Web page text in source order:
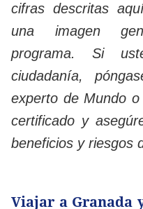
cifras descritas
una imagen
programa. Si
ciudadanía,
experto de Mundo
certificado y
beneficios y riesgos
Viajar a Granada